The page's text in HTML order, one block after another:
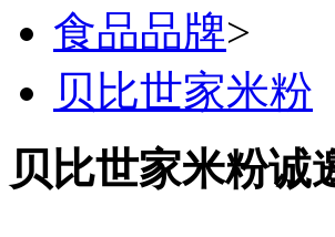
食品品牌>
贝比世家米粉
贝比世家米粉诚